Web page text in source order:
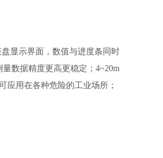
显示界面，数值与进度条同时
数据精度更高更稳定；4~20m
应用在各种危险的工业场所；